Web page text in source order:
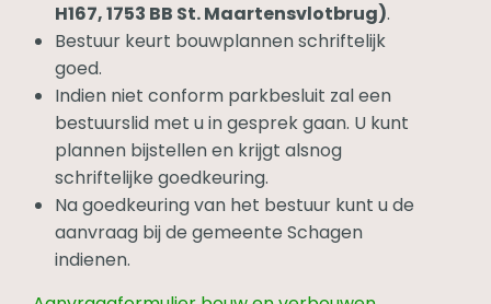
H167, 1753 BB St. Maartensvlotbrug).
Bestuur keurt bouwplannen schriftelijk
goed.
Indien niet conform parkbesluit zal een
bestuurslid met u in gesprek gaan. U kunt
plannen bijstellen en krijgt alsnog
schriftelijke goedkeuring.
Na goedkeuring van het bestuur kunt u de
aanvraag bij de gemeente Schagen
indienen.